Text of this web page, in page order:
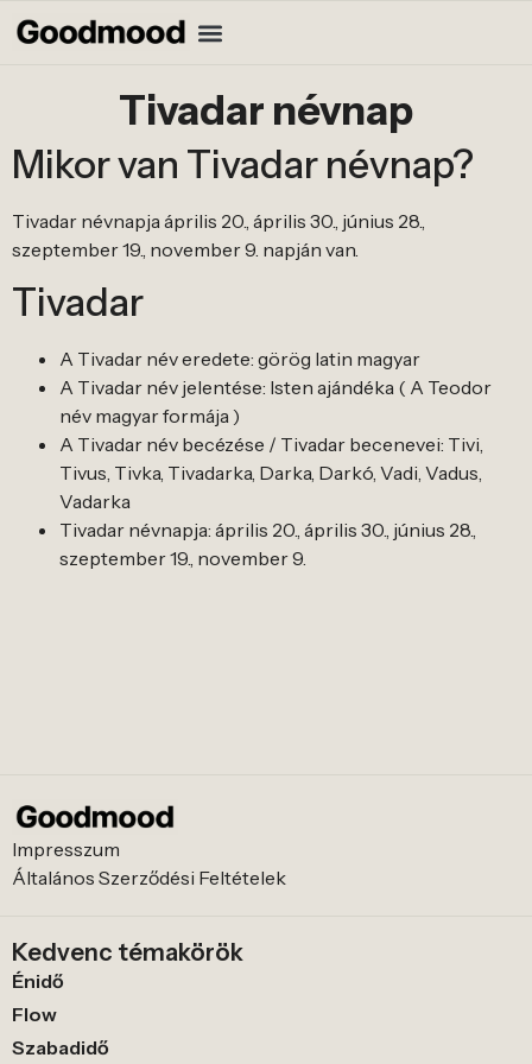
Tivadar névnap
Mikor van Tivadar névnap?
Tivadar névnapja április 20., április 30., június 28.,
szeptember 19., november 9. napján van.
Tivadar
A Tivadar név eredete: görög latin magyar
A Tivadar név jelentése: Isten ajándéka ( A Teodor
név magyar formája )
A Tivadar név becézése / Tivadar becenevei: Tivi,
Tivus, Tivka, Tivadarka, Darka, Darkó, Vadi, Vadus,
Vadarka
Tivadar névnapja: április 20., április 30., június 28.,
szeptember 19., november 9.
Impresszum
Általános Szerződési Feltételek
Kedvenc témakörök
Énidő
Flow
Szabadidő